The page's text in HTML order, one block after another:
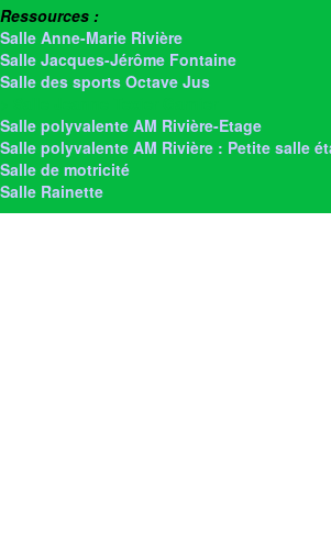
Ressources :
Salle Anne-Marie Rivière
Salle Jacques-Jérôme Fontaine
Salle des sports Octave Jus
Salle polyvalente AM Rivière-Etage
Salle polyvalente AM Rivière : Petite salle
Salle de motricité
Salle Rainette